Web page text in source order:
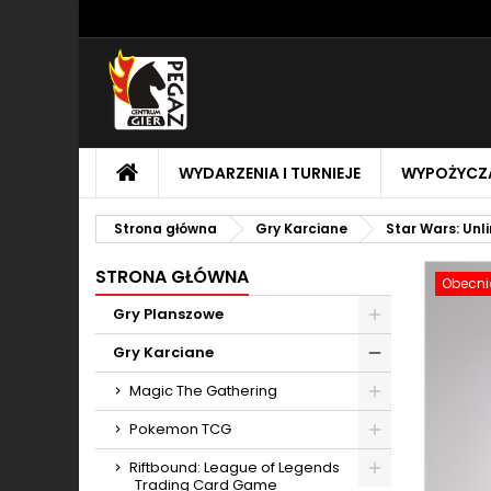
STRONA
GŁÓWNA
WYDARZENIA I TURNIEJE
Strona główna Gry Karciane Star Wars:
STRONA GŁÓWNA
Gry Planszowe
Gry Karciane
Magic The Gathering
Pokemon TCG
Riftbound: League of Legends
Trading Card Game